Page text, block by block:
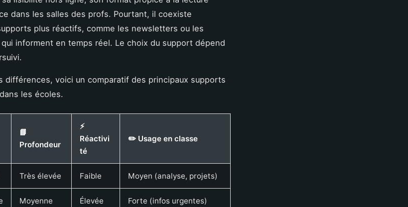
dans les salles des profs. Pourtant, il coexiste
plus réactifs, comme les newsletters ou les
informent en temps réel. Le choix du support dépend
différences, voici un comparatif des principaux supports
les écoles.
📘
Profondeur
⚡
Réactivi
té
✏️ Usage en classe
Très élevée Faible Moyen (analyse, projets)
Moyenne Élevée Forte (infos urgentes)